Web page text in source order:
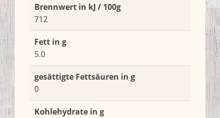
Brennwert in kJ / 100g
712
Fett in g
5.0
gesättigte Fettsäuren in g
0
Kohlehydrate in g